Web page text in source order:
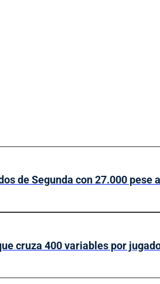
de Segunda con 27.000 pese
cruza 400 variables por